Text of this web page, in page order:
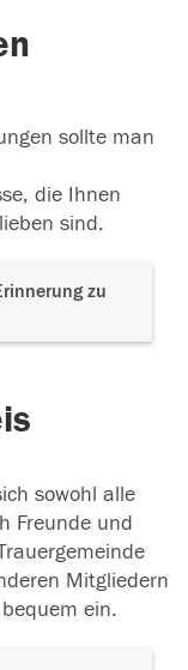
sollte man
die Ihnen
sind.
zu
sowohl alle
Freunde und
Mitgliedern
ein.